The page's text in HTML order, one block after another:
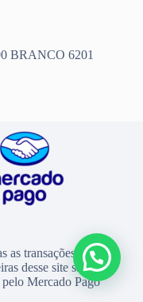
BRANCO 6201
as transações
desse site são
pelo Mercado Pago